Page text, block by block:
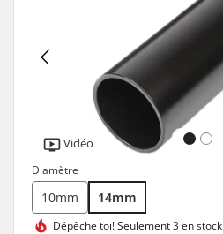
Vidéo
Diamètre
10mm 14mm
Dépêche toi!Seulement 3 en stock